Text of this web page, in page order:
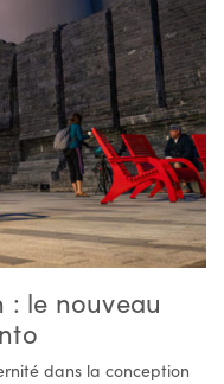
: le nouveau
dans la conception